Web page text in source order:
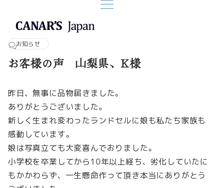
お知らせ
お客様の声 山梨県、K様
昨日、無事に品物届きました。
ありがとうございました。
新しく生まれ変わったランドセルに娘も私たち家族も
感動しています。
娘は写真立ても大変喜んでおりました。
小学校を卒業してから10年以上経ち、劣化していたに
もかかわらず、一生懸命作って頂き本当にありがとう